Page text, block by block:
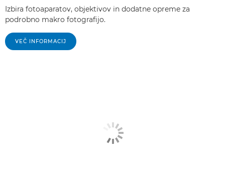
Izbira fotoaparatov, objektivov in dodatne opreme za
podrobno makro fotografijo.
VEČ INFORMACIJ